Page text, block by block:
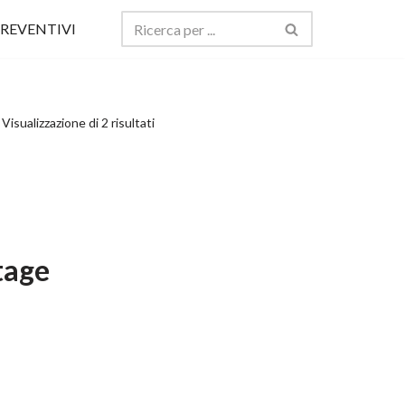
Visualizzazione di 2 risultati